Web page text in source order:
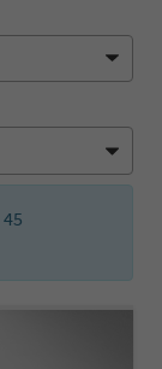
45